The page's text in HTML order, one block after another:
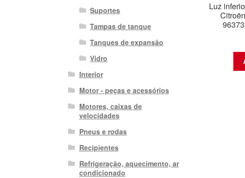
Luz
Suportes
Tampas de tanque
Tanques de expansão
Vidro
Interior
Motor - peças e acessórios
Motores, caixas de
velocidades
Pneus e rodas
Recipientes
Refrigeração, aquecimento, ar
condicionado